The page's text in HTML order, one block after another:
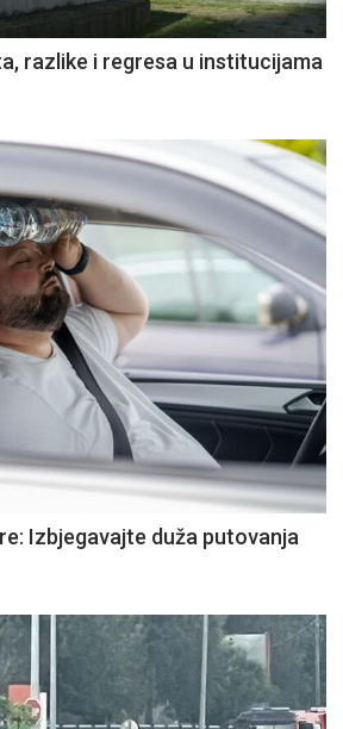
razlike i regresa u institucijama
Izbjegavajte duža putovanja